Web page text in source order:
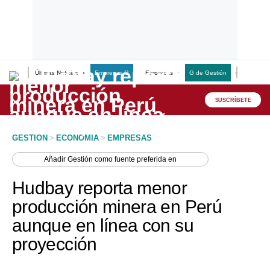
Últimas Noticias Empresas G Empresas G de Gestión
Lo último
Peru Quiosco
Economía
Mercados
Perú
SUSCRÍBETE
GESTION > ECONOMIA > EMPRESAS
AñadirGestión como fuente preferida en
Hudbay reporta menor
producción minera en Perú
aunque en línea con su
proyección